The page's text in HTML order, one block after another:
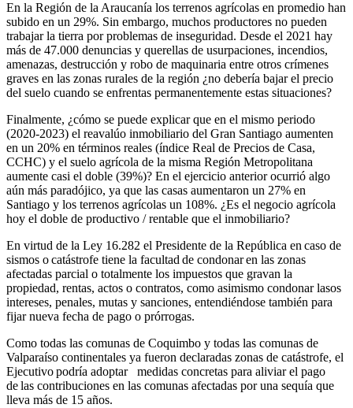
En la Región de la Araucanía los terrenos agrícolas en promedio han
subido en un 29%. Sin embargo, muchos productores no pueden
trabajar la tierra por problemas de inseguridad. Desde el 2021 hay
más de 47.000 denuncias y querellas de usurpaciones, incendios,
amenazas, destrucción y robo de maquinaria entre otros crímenes
graves en las zonas rurales de la región ¿no debería bajar el precio
del suelo cuando se enfrentas permanentemente estas situaciones?
Finalmente, ¿cómo se puede explicar que en el mismo periodo
(2020-2023) el reavalúo inmobiliario del Gran Santiago aumenten
en un 20% en términos reales (índice Real de Precios de Casa,
CCHC) y el suelo agrícola de la misma Región Metropolitana
aumente casi el doble (39%)? En el ejercicio anterior ocurrió algo
aún más paradójico, ya que las casas aumentaron un 27% en
Santiago y los terrenos agrícolas un 108%. ¿Es el negocio agrícola
hoy el doble de productivo / rentable que el inmobiliario?
En virtud de la Ley 16.282 el Presidente de la República en caso de
sismos o catástrofe tiene la facultad de condonar en las zonas
afectadas parcial o totalmente los impuestos que gravan la
propiedad, rentas, actos o contratos, como asimismo condonar lasos
intereses, penales, mutas y sanciones, entendiéndose también para
fijar nueva fecha de pago o prórrogas.
Como todas las comunas de Coquimbo y todas las comunas de
Valparaíso continentales ya fueron declaradas zonas de catástrofe, el
Ejecutivo podría adoptar medidas concretas para aliviar el pago
de las contribuciones en las comunas afectadas por una sequía que
lleva más de 15 años.